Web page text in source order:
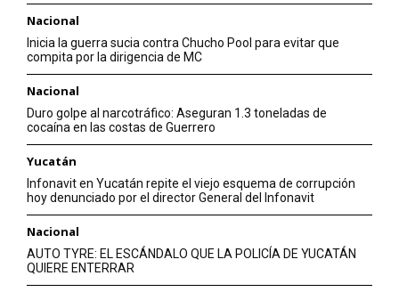
Nacional
Inicia la guerra sucia contra Chucho Pool para evitar que
compita por la dirigencia de MC
Nacional
Duro golpe al narcotráfico: Aseguran 1.3 toneladas de
cocaína en las costas de Guerrero
Yucatán
Infonavit en Yucatán repite el viejo esquema de corrupción
hoy denunciado por el director General del Infonavit
Nacional
AUTO TYRE: EL ESCÁNDALO QUE LA POLICÍA DE YUCATÁN
QUIERE ENTERRAR